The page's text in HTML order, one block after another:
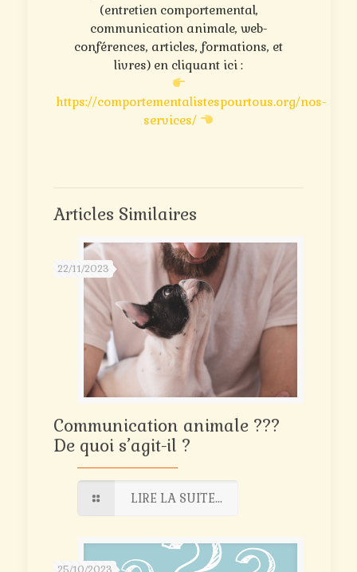
(entretien comportemental,
communication animale, web-
conférences, articles, formations, et
livres) en cliquant ici :
https://comportementalistespourtous.org/nos-
services/
Articles Similaires
22/11/2023
Communication animale ???
De quoi s’agit-il ?
LIRE LA SUITE...